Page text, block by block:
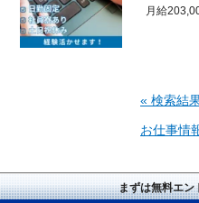
月給
« 検索結
お仕事情
まずは無料エン